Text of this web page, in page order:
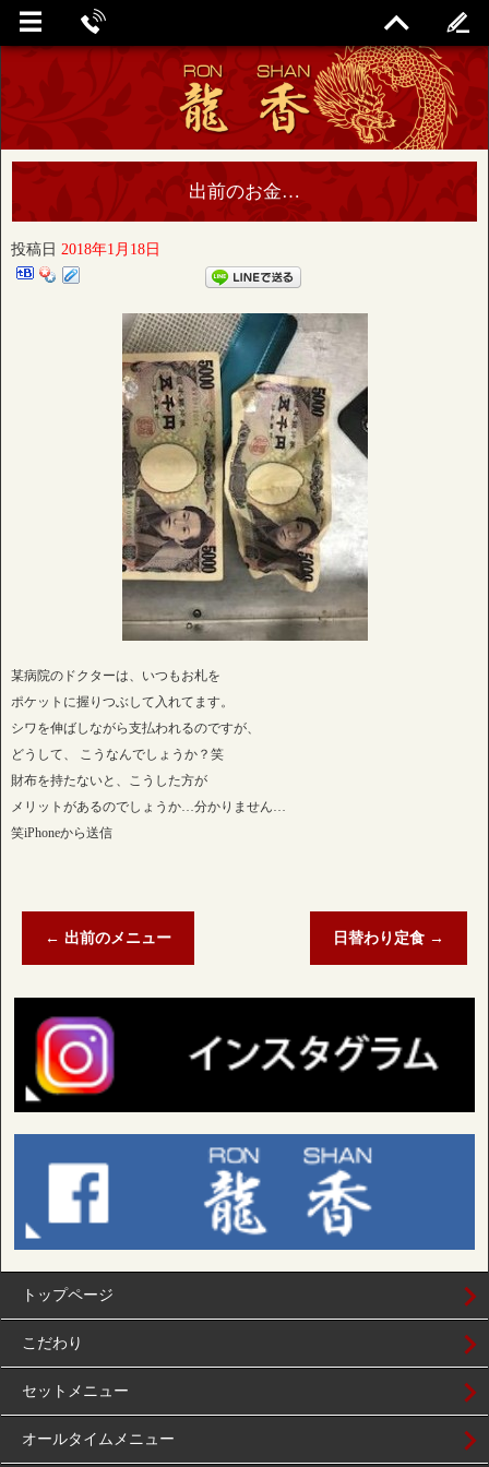
出前のお金…
投稿日 2018年1月18日
某病院のドクターは、いつもお札を
ポケットに握りつぶして入れてます。
シワを伸ばしながら支払われるのですが、
どうして、 こうなんでしょうか？笑
財布を持たないと、こうした方が
メリットがあるのでしょうか…分かりません…
笑iPhoneから送信
← 出前のメニュー 日替わり定食 →
トップページ
こだわり
セットメニュー
オールタイムメニュー